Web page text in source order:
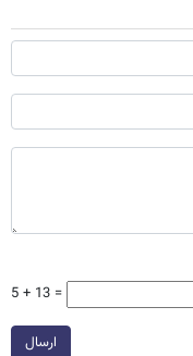
5 + 13 =
ارسال